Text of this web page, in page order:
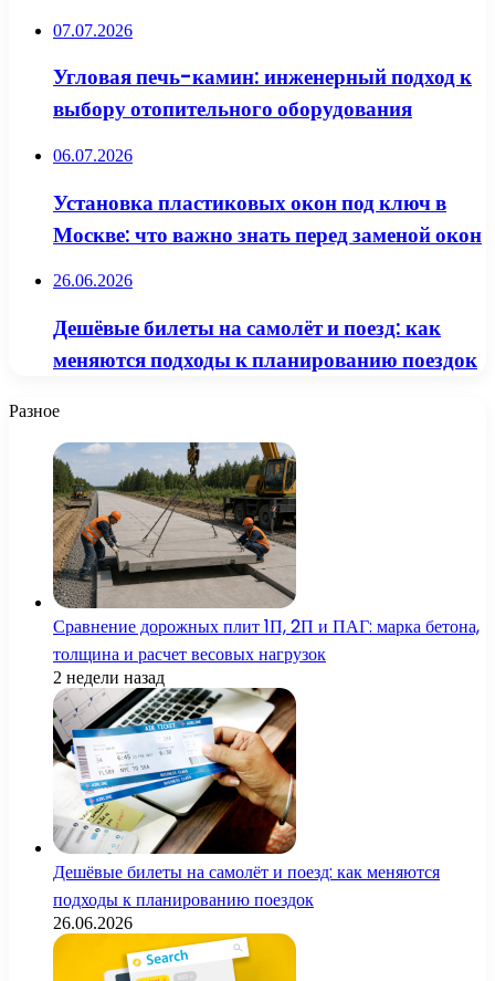
07.07.2026
Угловая печь-камин: инженерный подход к
выбору отопительного оборудования
06.07.2026
Установка пластиковых окон под ключ в
Москве: что важно знать перед заменой окон
26.06.2026
Дешёвые билеты на самолёт и поезд: как
меняются подходы к планированию поездок
Разное
Сравнение дорожных плит 1П, 2П и ПАГ: марка бетона,
толщина и расчет весовых нагрузок
2 недели назад
Дешёвые билеты на самолёт и поезд: как меняются
подходы к планированию поездок
26.06.2026